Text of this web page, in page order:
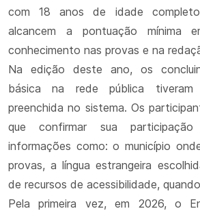
com 18 anos de idade
alcancem a pontuação mínima
conhecimento nas provas e na
Na edição deste ano, os
básica na rede pública
preenchida no sistema. Os
que confirmar sua
informações como: o município
provas, a língua estrangeira
de recursos de acessibilidade,
Pela primeira vez, em 2026, o